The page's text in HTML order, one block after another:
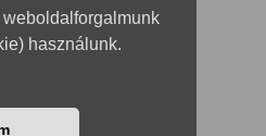
használunk.